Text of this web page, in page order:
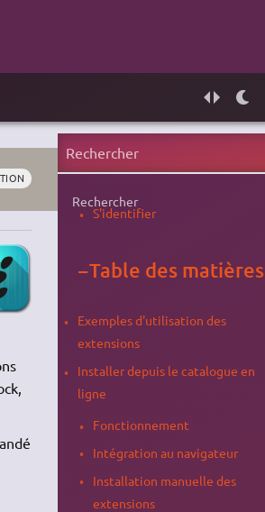
Rechercher
S'identifier
−Table des matières
Exemples d'utilisation des
extensions
Installer depuis le catalogue en
ligne
Fonctionnement
Intégration au navigateur
Installation manuelle des
extensions